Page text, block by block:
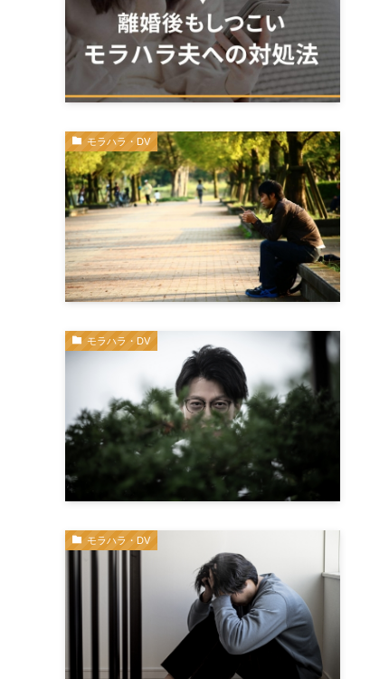
モラハラ・DV
モラハラ・DV
モラハラ・DV